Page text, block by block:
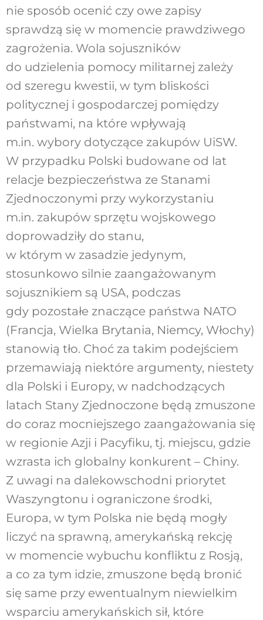
nie sposób ocenić czy owe zapisy
sprawdzą się w momencie prawdziwego
zagrożenia. Wola sojuszników
do udzielenia pomocy militarnej zależy
od szeregu kwestii, w tym bliskości
politycznej i gospodarczej pomiędzy
państwami, na które wpływają
m.in. wybory dotyczące zakupów UiSW.
W przypadku Polski budowane od lat
relacje bezpieczeństwa ze Stanami
Zjednoczonymi przy wykorzystaniu
m.in. zakupów sprzętu wojskowego
doprowadziły do stanu,
w którym w zasadzie jedynym,
stosunkowo silnie zaangażowanym
sojusznikiem są USA, podczas
gdy pozostałe znaczące państwa NATO
(Francja, Wielka Brytania, Niemcy, Włochy)
stanowią tło. Choć za takim podejściem
przemawiają niektóre argumenty, niestety
dla Polski i Europy, w nadchodzących
latach Stany Zjednoczone będą zmuszone
do coraz mocniejszego zaangażowania się
w regionie Azji i Pacyfiku, tj. miejscu, gdzie
wzrasta ich globalny konkurent – Chiny.
Z uwagi na dalekowschodni priorytet
Waszyngtonu i ograniczone środki,
Europa, w tym Polska nie będą mogły
liczyć na sprawną, amerykańską rekcję
w momencie wybuchu konfliktu z Rosją,
a co za tym idzie, zmuszone będą bronić
się same przy ewentualnym niewielkim
wsparciu amerykańskich sił, które